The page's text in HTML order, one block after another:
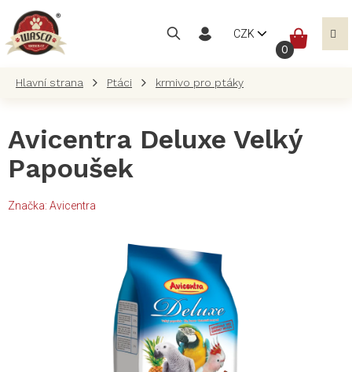
obsah
CZK
Ptáci krmivo pro ptáky
Avicentra Deluxe Velký
Papoušek
Značka: Avicentra